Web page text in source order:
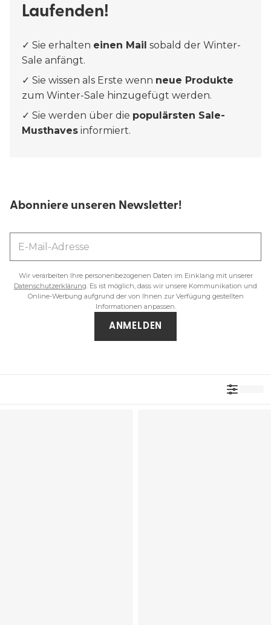
Laufenden!
✓ Sie erhalten einen Mail sobald der Winter-
Sale anfängt.
✓ Sie wissen als Erste wenn neue Produkte
zum Winter-Sale hinzugefügt werden.
✓ Sie werden über die populärsten Sale-
Musthaves informiert.
Abonniere unseren Newsletter!
Wir verarbeiten Ihre personenbezogenen Daten im Einklang mit unserer
Datenschutzerklärung . Es ist möglich, dass wir unsere Kommunikation und
Online-Werbung aufgrund der von Ihnen zur Verfügung gestellten
Informationen anpassen.
ANMELDEN